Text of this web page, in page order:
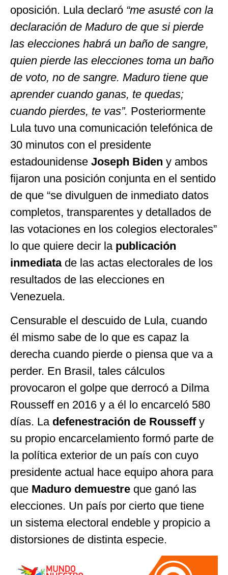
oposición. Lula declaró “me asusté con la
declaración de Maduro de que si pierde
las elecciones habrá un baño de sangre,
quien pierde las elecciones toma un baño
de voto, no de sangre. Maduro tiene que
aprender cuando ganas, te quedas;
cuando pierdes, te vas”. Posteriormente
Lula tuvo una comunicación telefónica de
30 minutos con el presidente
estadounidense Joseph Biden y ambos
fijaron una posición conjunta en el sentido
de que “se divulguen de inmediato datos
completos, transparentes y detallados de
las votaciones en los colegios electorales”
lo que quiere decir la publicación
inmediatade las actas electorales de los
resultados de las elecciones en
Venezuela.
Censurable el descuido de Lula, cuando
él mismo sabe de lo que es capaz la
derecha cuando pierde o piensa que va a
perder. En Brasil, tales cálculos
provocaron el golpe que derrocó a Dilma
Rousseff en 2016 y a él lo encarceló 580
días. La defenestración de Rousseffy
su propio encarcelamiento formó parte de
la política exterior de un país con cuyo
presidente actual hace equipo ahora para
que Maduro demuestre que ganó las
elecciones. Un país por cierto que tiene
un sistema electoral endeble y propicio a
distorsiones de distinta especie.